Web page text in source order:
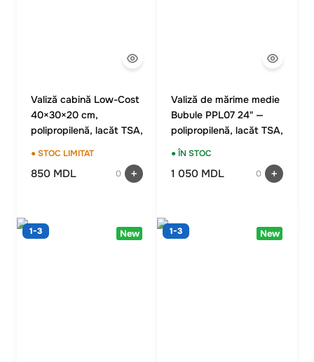
Valiză cabină Low-Cost
40×30×20 cm,
polipropilenă, lacăt TSA,
● STOC LIMITAT
850 MDL 0
Valiză de mărime medie
Bubule PPL07 24" —
polipropilenă, lacăt TSA,
culoare roșie
● ÎN STOC
1 050 MDL 0
1-3 New 1-3 New